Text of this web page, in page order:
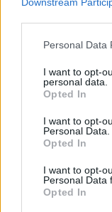
Personal Data
I want to opt-
personal data.
Opted In
I want to opt-
Personal Data.
Opted In
I want to opt-
Personal Data
Opted In
Μουσική
Η Μουσική
στρατηγική
εντροπία